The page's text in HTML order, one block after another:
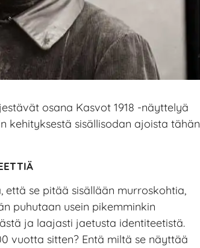
osana Kasvot 1918 -näyttelyä
kehityksestä sisällisodan ajoista tähän
että se pitää sisällään murroskohtia,
puhutaan usein pikemminkin
ja laajasti jaetusta identiteetistä.
vuotta sitten? Entä miltä se näyttää